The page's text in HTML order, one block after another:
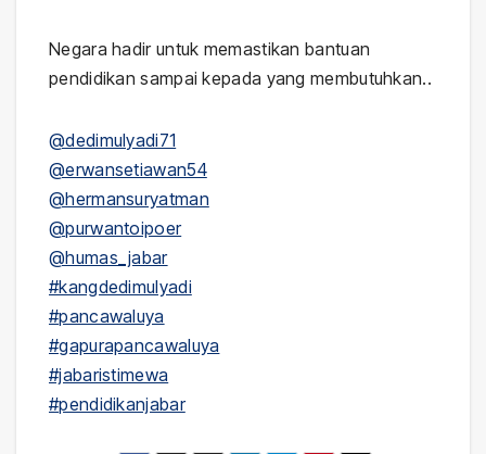
Negara hadir untuk memastikan bantuan
pendidikan sampai kepada yang membutuhkan..
@dedimulyadi71
@erwansetiawan54
@hermansuryatman
@purwantoipoer
@humas_jabar
#kangdedimulyadi
#pancawaluya
#gapurapancawaluya
#jabaristimewa
#pendidikanjabar